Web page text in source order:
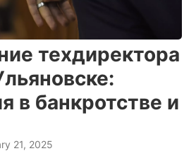
техдиректора
в банкротстве и
21, 2025